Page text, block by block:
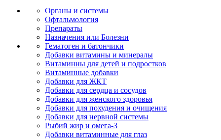
Органы и системы
Офтальмология
Препараты
Назначения или Болезни
Гематоген и батончики
Добавки витамины и минералы
Витаминны для детей и подростков
Витаминные добавки
Добавки для ЖКТ
Добавки для сердца и сосудов
Добавки для женского здоровья
Добавки для похудения и очищения
Добавки для нервной системы
Рыбий жир и омега-3
Добавки витаминные для глаз